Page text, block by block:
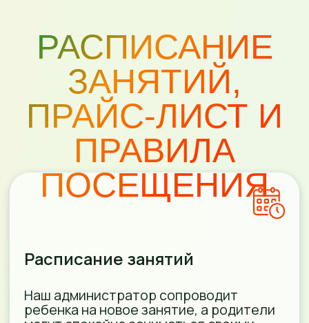
абонемента.
Посмотреть прайс-лист
Правила посещения
Например, пропущенные занятия в
нашем клубе не пропадают, вы всегда